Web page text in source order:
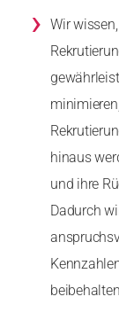
› Wir
hinaus
und ihre
Dadurch